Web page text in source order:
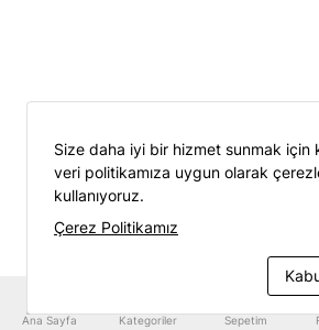
Ana Sayfa Kategoriler Sepetim
Size daha iyi bir hizmet sunmak için
veri politikamıza uygun olarak
kullanıyoruz.
Çerez Politikamız